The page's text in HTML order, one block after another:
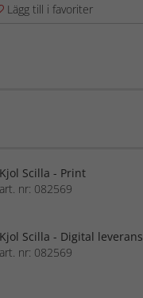
Lägg till i favoriter
Kjol Scilla - Print
art. nr: 082569
Kjol Scilla - Digital leverans
art. nr: 082569